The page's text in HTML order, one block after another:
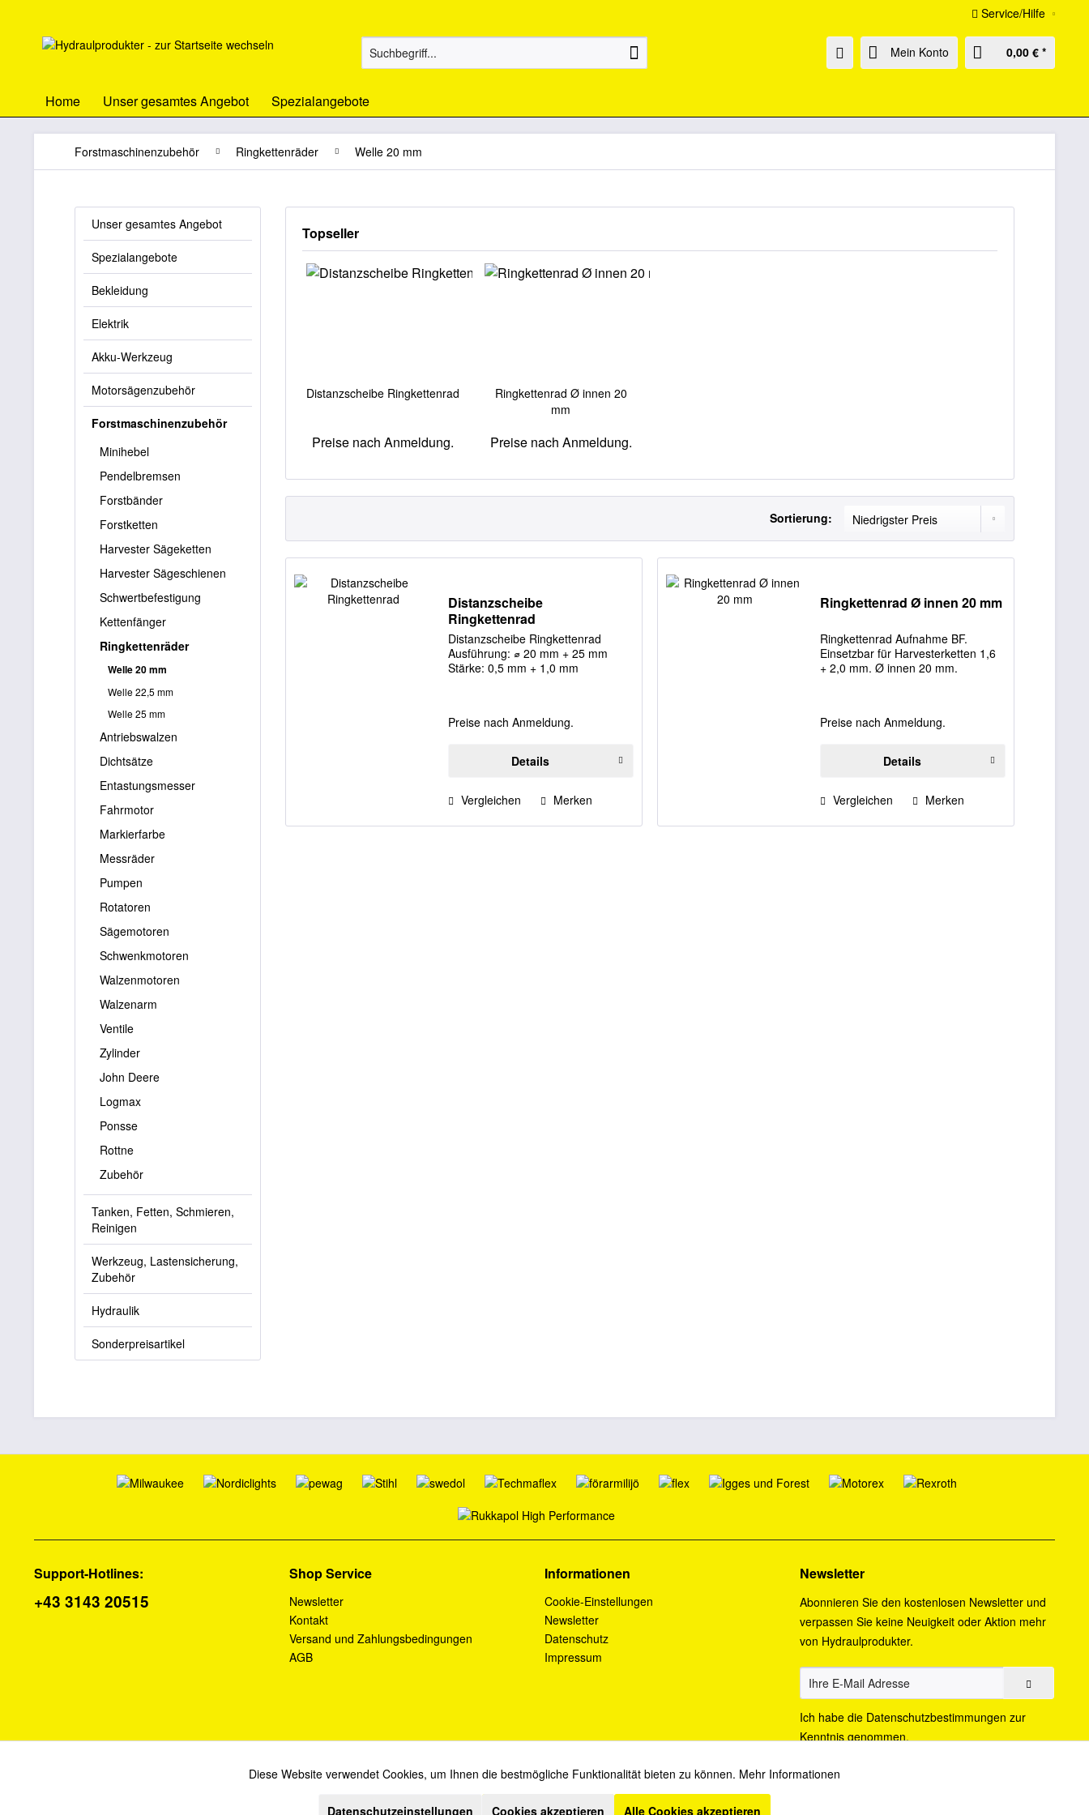
Service/Hilfe
Mein Konto 0,00 € *
Home Unser gesamtes Angebot Spezialangebote
Forstmaschinenzubehör Ringkettenräder Welle 20 mm
Unser gesamtes Angebot
Spezialangebote
Bekleidung
Elektrik
Akku-Werkzeug
Motorsägenzubehör
Forstmaschinenzubehör
Minihebel
Pendelbremsen
Forstbänder
Forstketten
Harvester Sägeketten
Harvester Sägeschienen
Schwertbefestigung
Kettenfänger
Ringkettenräder
Welle 20 mm
Welle 22,5 mm
Welle 25 mm
Antriebswalzen
Dichtsätze
Entastungsmesser
Fahrmotor
Markierfarbe
Messräder
Pumpen
Rotatoren
Sägemotoren
Schwenkmotoren
Walzenmotoren
Walzenarm
Ventile
Zylinder
John Deere
Logmax
Ponsse
Rottne
Zubehör
Tanken, Fetten, Schmieren,
Reinigen
Werkzeug, Lastensicherung,
Zubehör
Hydraulik
Sonderpreisartikel
Topseller
Distanzscheibe Ringkettenrad
Preise nach Anmeldung.
Ringkettenrad Ø innen 20
mm
Preise nach Anmeldung.
Sortierung:
Distanzscheibe
Ringkettenrad
Distanzscheibe Ringkettenrad
Ausführung: ⌀ 20 mm + 25 mm
Stärke: 0,5 mm + 1,0 mm
Preise nach Anmeldung.
Details
Vergleichen Merken
Ringkettenrad Ø innen 20 mm
Ringkettenrad Aufnahme BF.
Einsetzbar für Harvesterketten 1,6
+ 2,0 mm. Ø innen 20 mm.
Preise nach Anmeldung.
Details
Vergleichen Merken
Support-Hotlines:
+43 3143 20515
Shop Service
Newsletter
Kontakt
Versand und Zahlungsbedingungen
AGB
Informationen
Cookie-Einstellungen
Newsletter
Datenschutz
Impressum
Newsletter
Abonnieren Sie den kostenlosen Newsletter und
verpassen Sie keine Neuigkeit oder Aktion mehr
von Hydraulprodukter.
Ich habe die Datenschutzbestimmungen zur
Kenntnis genommen.
Diese Website verwendet Cookies, um Ihnen die bestmögliche Funktionalität bieten zu können. Mehr Informationen
Datenschutzeinstellungen Cookies akzeptieren Alle Cookies akzeptieren